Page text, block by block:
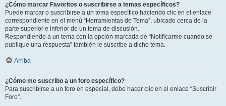
¿Cómo marcar Favoritos o suscribirse a temas específicos?
Puede marcar o suscribirse a un tema específico haciendo clic en el enlace
correspondiente en el menú “Herramientas de Tema”, ubicado cerca de la
parte superior e inferior de un tema de discusión.
Respondiendo a un tema con la opción marcada de “Notificarme cuando se
publique una respuesta” también le suscribe a dicho tema.
Arriba
¿Cómo me suscribo a un foro específico?
Para suscribirse a un foro en especial, debe hacer clic en el enlace “Suscribir
Foro”.